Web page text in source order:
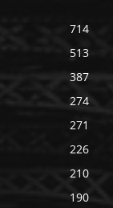
714
513
387
274
271
226
210
190